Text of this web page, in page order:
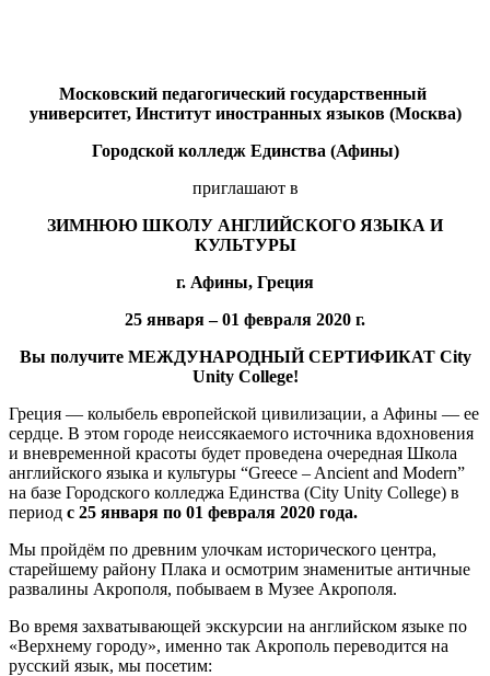
Московский педагогический государственный
университет, Институт иностранных языков (Москва)
Городской колледж Единства (Афины)
приглашают в
ЗИМНЮЮ ШКОЛУ АНГЛИЙСКОГО ЯЗЫКА И
КУЛЬТУРЫ
г. Афины, Греция
25 января – 01 февраля 2020 г.
Вы получите МЕЖДУНАРОДНЫЙ СЕРТИФИКАТ City
Unity College!
Греция — колыбель европейской цивилизации, а Афины — ее
сердце. В этом городе неиссякаемого источника вдохновения
и вневременной красоты будет проведена очередная Школа
английского языка и культуры “Greece – Ancient and Modern”
на базе Городского колледжа Единства (City Unity College) в
период с 25 января по 01 февраля 2020 года.
Мы пройдём по древним улочкам исторического центра,
старейшему району Плака и осмотрим знаменитые античные
развалины Акрополя, побываем в Музее Акрополя.
Во время захватывающей экскурсии на английском языке по
«Верхнему городу», именно так Акрополь переводится на
русский язык, мы посетим: